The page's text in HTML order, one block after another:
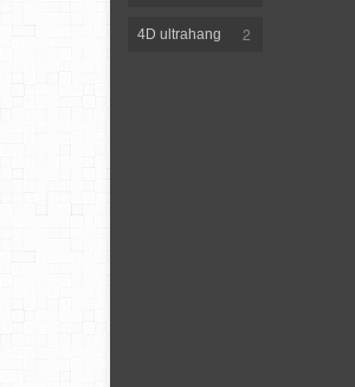
4D ultrahang 2